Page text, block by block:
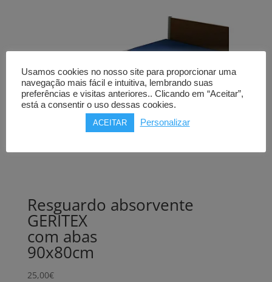
Resguardo absorvente
GERITEX
com abas
90x80cm
25,00€
Usamos cookies no nosso site para proporcionar uma
navegação mais fácil e intuitiva, lembrando suas
preferências e visitas anteriores.. Clicando em “Aceitar”,
está a consentir o uso dessas cookies.
ACEITAR Personalizar